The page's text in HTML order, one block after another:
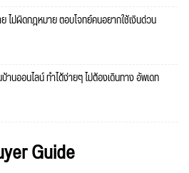
ไม่ผิดกฎหมาย ตอบโจทย์คนอยากใช้เงินด่วน
านออนไลน์ ทำได้ง่ายๆ ไม่ต้องเดินทาง อัพเดท
Guide